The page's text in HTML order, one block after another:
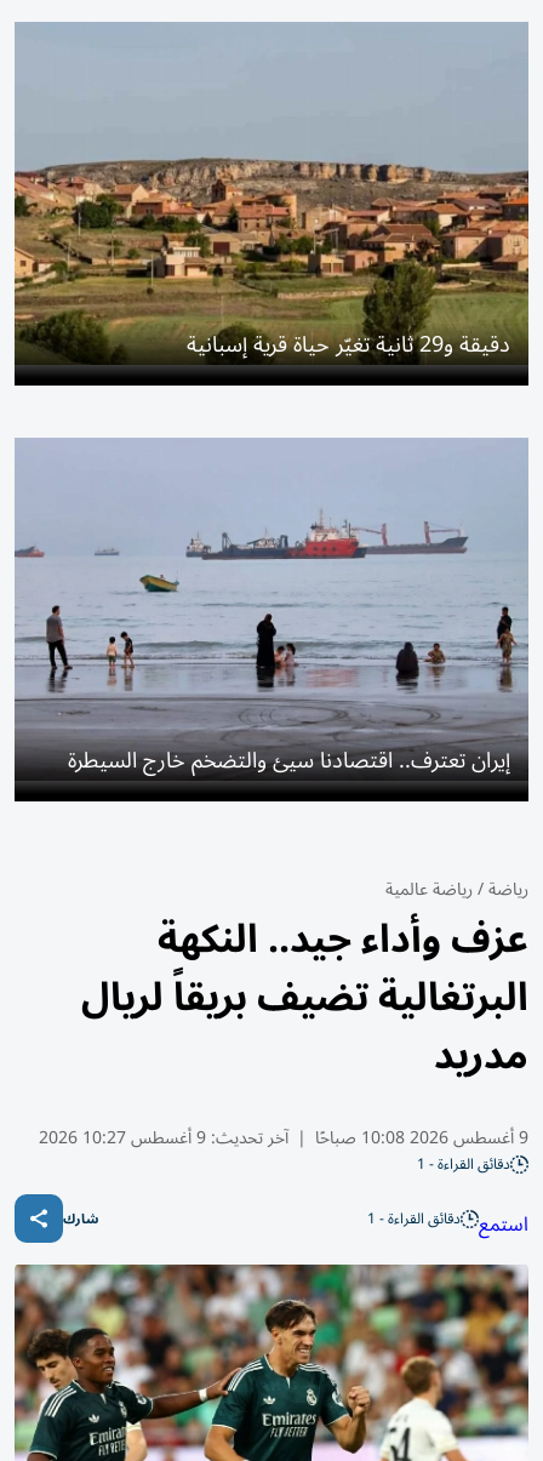
دقيقة و29 ثانية تغيّر حياة قرية إسبانية
إيران تعترف.. اقتصادنا سيئ والتضخم خارج السيطرة
رياضة/رياضة عالمية
عزف وأداء جيد.. النكهة
البرتغالية تضيف بريقاً لريال
مدريد
9 أغسطس 2026 10:08 صباحًا | آخر تحديث:9 أغسطس 10:27 2026
دقائق القراءة - 1
استمع دقائق القراءة - 1 شارك